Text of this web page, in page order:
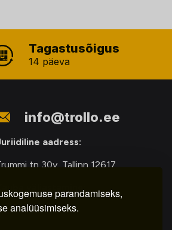
parandamiseks,
analüüsimiseks.
Tagastusõigus
14 päeva
info@trollo.ee
aadress:
tn 30y, Tallinn 12617
Kauba väljastamine:
R – 9.00 – 18.00